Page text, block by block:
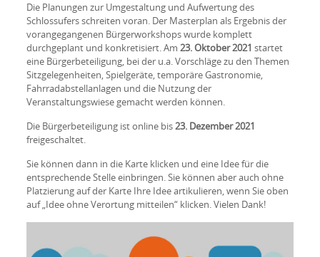
Die Planungen zur Umgestaltung und Aufwertung des
Schlossufers schreiten voran. Der Masterplan als Ergebnis der
vorangegangenen Bürgerworkshops wurde komplett
durchgeplant und konkretisiert. Am 23. Oktober 2021 startet
eine Bürgerbeteiligung, bei der u.a. Vorschläge zu den Themen
Sitzgelegenheiten, Spielgeräte, temporäre Gastronomie,
Fahrradabstellanlagen und die Nutzung der
Veranstaltungswiese gemacht werden können.
Die Bürgerbeteiligung ist online bis23. Dezember 2021
freigeschaltet.
Sie können dann in die Karte klicken und eine Idee für die
entsprechende Stelle einbringen. Sie können aber auch ohne
Platzierung auf der Karte Ihre Idee artikulieren, wenn Sie oben
auf „Idee ohne Verortung mitteilen“ klicken. Vielen Dank!